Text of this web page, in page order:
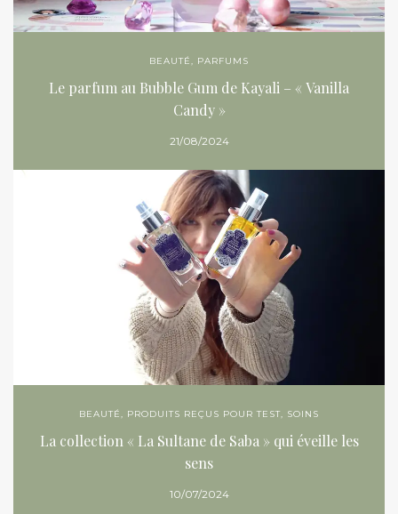
BEAUTÉ, PARFUMS
Le parfum au Bubble Gum de Kayali – « Vanilla
Candy »
21/08/2024
BEAUTÉ, PRODUITS REÇUS POUR TEST, SOINS
La collection « La Sultane de Saba » qui éveille les
sens
10/07/2024